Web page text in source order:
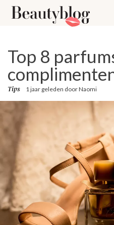
Top 8
Tips 1 jaar geleden doorNaomi